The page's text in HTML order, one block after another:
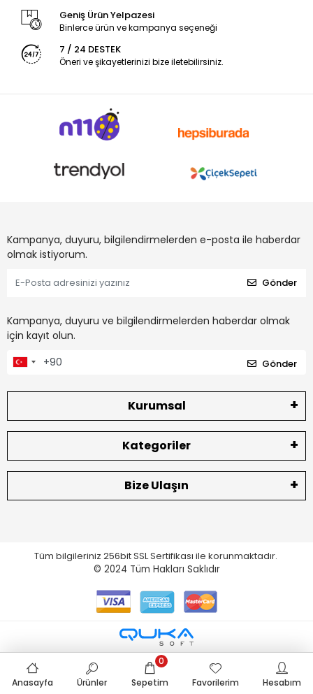
Geniş Ürün Yelpazesi
Binlerce ürün ve kampanya seçeneği
7 / 24 DESTEK
Öneri ve şikayetlerinizi bize iletebilirsiniz.
Kampanya, duyuru, bilgilendirmelerden e-posta ile haberdar
olmak istiyorum.
Gönder
Kampanya, duyuru ve bilgilendirmelerden haberdar olmak
için kayıt olun.
Gönder
Kurumsal
Kategoriler
Bize Ulaşın
Tüm bilgileriniz 256bit SSL Sertifikası ile korunmaktadır.
© 2024 Tüm Hakları Saklıdır
Anasayfa Ürünler Sepetim
0
Favorilerim
Hesabım